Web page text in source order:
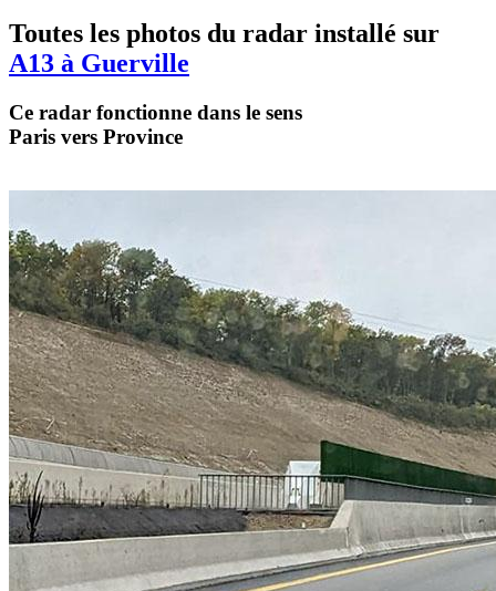
Toutes les photos du radar installé sur
A13 à Guerville
Ce radar fonctionne dans le sens
Paris vers Province